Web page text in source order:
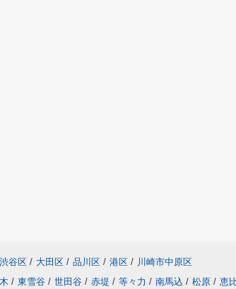
渋谷区 / 大田区 / 品川区 / 港区 / 川崎市中原区
/ 東雪谷 / 世田谷 / 赤堤 / 等々力 / 南馬込 / 松原 / 恵